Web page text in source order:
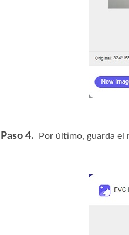
Paso 4. Por último, guarda el